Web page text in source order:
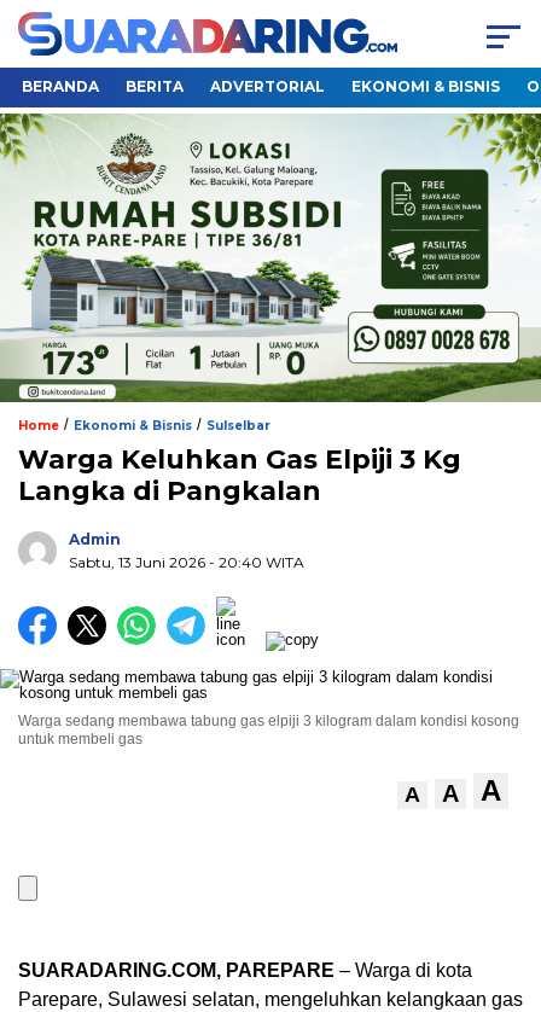
BERANDA BERITA ADVERTORIAL EKONOMI & BISNIS
Home / Ekonomi & Bisnis / Sulselbar
Warga Keluhkan Gas Elpiji 3 Kg
Langka di Pangkalan
Admin
Sabtu, 13 Juni 2026 - 20:40 WITA
Warga sedang membawa tabung gas elpiji 3 kilogram dalam kondisi kosong
untuk membeli gas
A A A
SUARADARING.COM, PAREPARE – Warga di kota
Parepare, Sulawesi selatan, mengeluhkan kelangkaan gas